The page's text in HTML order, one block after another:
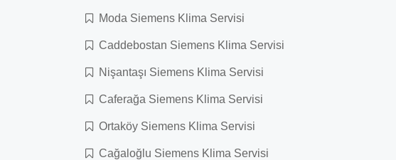
Moda Siemens Klima Servisi
Caddebostan Siemens Klima Servisi
Nişantaşı Siemens Klima Servisi
Caferağa Siemens Klima Servisi
Ortaköy Siemens Klima Servisi
Cağaloğlu Siemens Klima Servisi